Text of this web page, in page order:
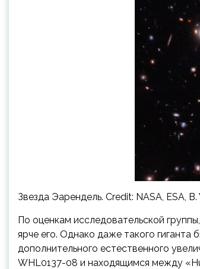
Звезда Эарендель. Credit: NASA, ESA,
По оценкам исследовательской
ярче его. Однако даже такого
дополнительного естественного
WHL0137-08 и находящимся между